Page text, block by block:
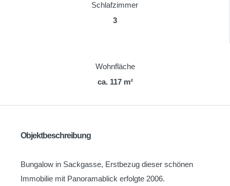
Schlafzimmer
3
Wohnfläche
ca. 117 m²
Objektbeschreibung
Bungalow in Sackgasse, Erstbezug dieser schönen
Immobilie mit Panoramablick erfolgte 2006.